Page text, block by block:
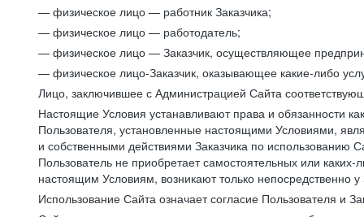
— физическое лицо — работник Заказчика;
— физическое лицо — работодатель;
— физическое лицо — Заказчик, осуществляющее
— физическое лицо-Заказчик, оказывающее какие-либо
Лицо, заключившее с Администрацией Сайта
Настоящие Условия устанавливают права и обязанности
Пользователя, установленные настоящими Условиями,
и собственными действиями Заказчика по использованию
Пользователь не приобретает самостоятельных или
настоящим Условиям, возникают только непосредственно
Использование Сайта означает согласие Пользователя и